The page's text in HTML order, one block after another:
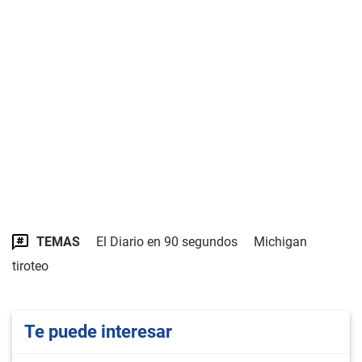
TEMAS El Diario en 90 segundos
Michigan
tiroteo
Te puede interesar